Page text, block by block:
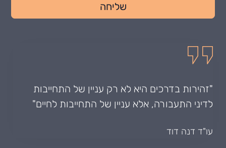
"זהירות בדרכים היא לא רק עניין של התחייבות
לדיני התעבורה, אלא עניין של התחייבות לחיים"
עו"ד דנה דוד
שליחה